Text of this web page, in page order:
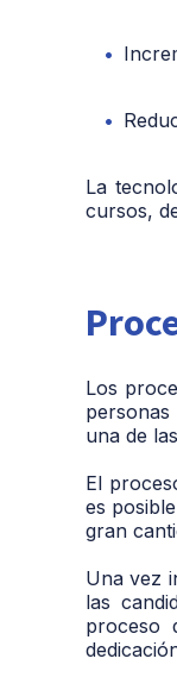
La
cursos,
Los
una de
El
es
gran
Una vez
las
proceso